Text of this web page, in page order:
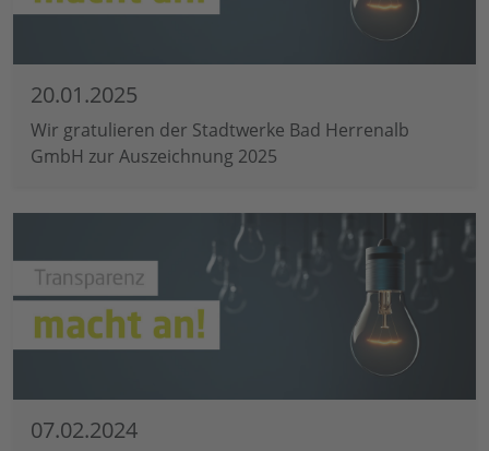
20.01.2025
Wir gratulieren der Stadtwerke Bad Herrenalb
GmbH zur Auszeichnung 2025
07.02.2024